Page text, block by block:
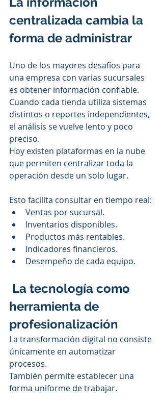
centralizada cambia la
forma de administrar
Uno de los mayores desafíos para
una empresa con varias sucursales
es obtener información confiable.
Cuando cada tienda utiliza sistemas
distintos o reportes independientes,
el análisis se vuelve lento y poco
preciso.
Hoy existen plataformas en la nube
que permiten centralizar toda la
operación desde un solo lugar.
Esto facilita consultar en tiempo real:
Ventas por sucursal.
Inventarios disponibles.
Productos más rentables.
Indicadores financieros.
Desempeño de cada equipo.
herramienta de
profesionalización
La transformación digital no consiste
únicamente en automatizar
procesos.
También permite establecer una
forma uniforme de trabajar.